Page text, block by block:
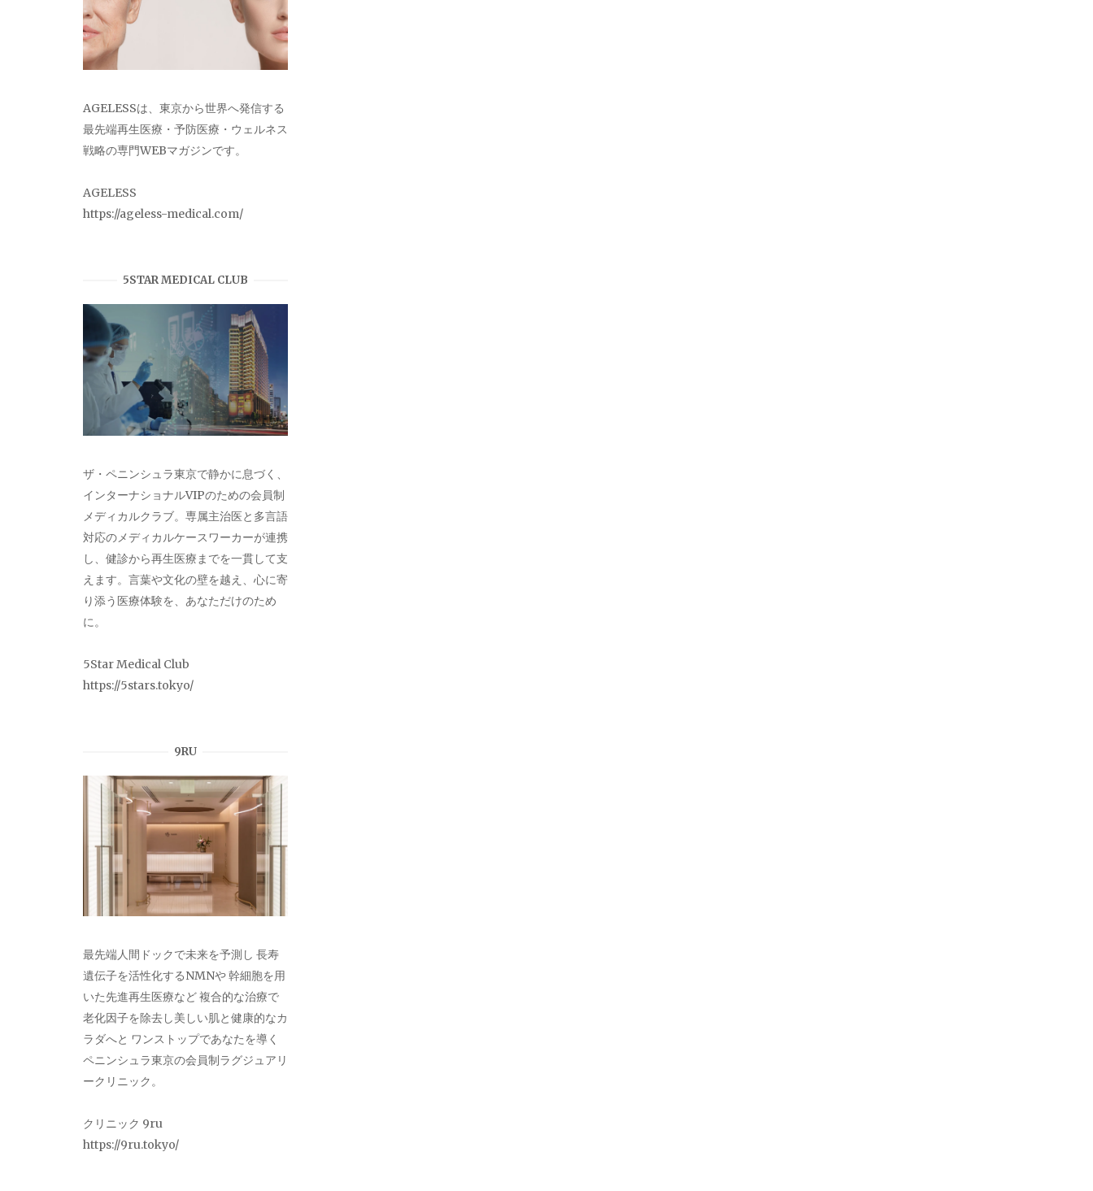
AGELESSは、東京から世界へ発信する
最先端再生医療・予防医療・ウェルネス
戦略の専門WEBマガジンです。
AGELESS
https://ageless-medical.com/
5STAR MEDICAL CLUB
ザ・ペニンシュラ東京で静かに息づく、
インターナショナルVIPのための会員制
メディカルクラブ。専属主治医と多言語
対応のメディカルケースワーカーが連携
し、健診から再生医療までを一貫して支
えます。言葉や文化の壁を越え、心に寄
り添う医療体験を、あなただけのため
に。
5Star Medical Club
https://5stars.tokyo/
9RU
最先端人間ドックで未来を予測し 長寿
遺伝子を活性化するNMNや 幹細胞を用
いた先進再生医療など 複合的な治療で
老化因子を除去し美しい肌と健康的なカ
ラダへと ワンストップであなたを導く
ペニンシュラ東京の会員制ラグジュアリ
ークリニック。
クリニック 9ru
https://9ru.tokyo/